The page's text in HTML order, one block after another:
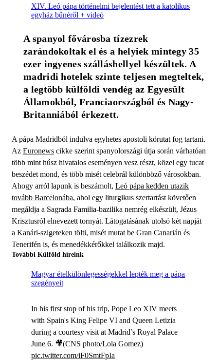
XIV. Leó pápa történelmi bejelentést tett a katolikus
egyház bűnéről + videó
A spanyol fővárosba tízezrek
zarándokoltak el és a helyiek mintegy 35
ezer ingyenes szálláshellyel készültek. A
madridi hotelek szinte teljesen megteltek,
a legtöbb külföldi vendég az Egyesült
Államokból, Franciaországból és Nagy-
Britanniából érkezett.
A pápa Madridból indulva egyhetes apostoli körutat fog tartani.
Az Euronews cikke szerint spanyolországi útja során várhatóan
több mint húsz hivatalos eseményen vesz részt, közel egy tucat
beszédet mond, és több misét celebrál különböző városokban.
Ahogy arról lapunk is beszámolt, Leó pápa kedden utazik
tovább Barcelonába, ahol egy liturgikus szertartást követően
megáldja a Sagrada Familia-bazilika nemrég elkészült, Jézus
Krisztusról elnevezett tornyát. Látogatásának utolsó két napját
a Kanári-szigeteken tölti, misét mutat be Gran Canarián és
Tenerifén is, és menedékkérőkkel találkozik majd.
További Külföld híreink
Magyar ételkülönlegességekkel lepték meg a pápa
szegényeit
In his first stop of his trip, Pope Leo XIV meets
with Spain's King Felipe VI and Queen Letizia
during a courtesy visit at Madrid’s Royal Palace
June 6. 🎥(CNS photo/Lola Gomez)
pic.twitter.com/iF0SmtFpIa